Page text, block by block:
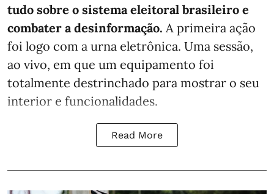
tudo sobre o sistema eleitoral brasileiro e
combater a desinformação. A primeira ação
foi logo com a urna eletrônica. Uma sessão,
ao vivo, em que um equipamento foi
totalmente destrinchado para mostrar o seu
interior e funcionalidades.
Read More